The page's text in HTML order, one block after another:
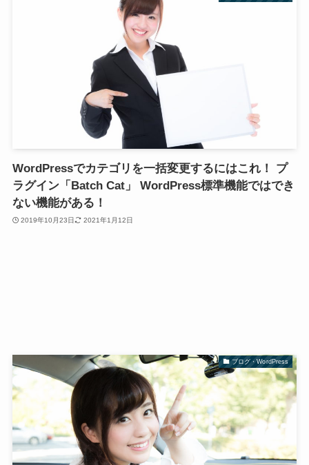
WordPressでカテゴリを一括変更するにはこれ！ プ
ラグイン「Batch Cat」 WordPress標準機能ではでき
ない機能がある！
2019年10月23日 2021年1月12日
ブログ・WordPress